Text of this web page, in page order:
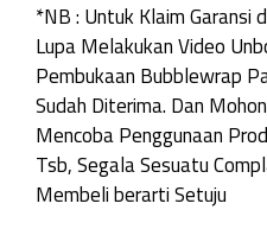
*NB : Untuk Klaim Garansi
Lupa Melakukan Video
Pembukaan Bubblewrap
Sudah Diterima. Dan
Mencoba Penggunaan
Tsb, Segala Sesuatu
Membeli berarti Setuju